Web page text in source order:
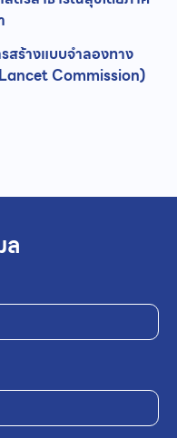
สร้างแบบจำลองทาง
Commission)
ล